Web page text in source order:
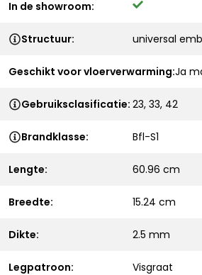
In de showroom:
Structuur: universal
Geschikt voor vloerverwarming:Ja
Gebruiksclasificatie: 23, 33, 42
Brandklasse: Bfl-S1
Lengte: 60.96 cm
Breedte: 15.24 cm
Dikte: 2.5 mm
Legpatroon: Visgraat